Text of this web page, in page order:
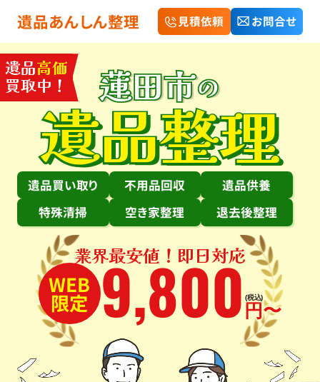
遺品あんしん整理 見積依頼 お問合せ
蓮田市の
遺品整理
遺品買い取り 不用品回収
遺品供養
特殊清掃
空き家整理 退去後整理
業界最安値！即日対応
WEB
限定 9,800円〜
(税込)
遺品高価
買取中！